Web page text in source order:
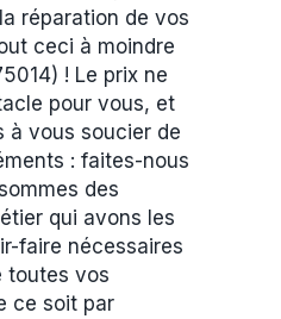
réparation de vos
ceci à moindre
! Le prix ne
pour vous, et
à vous soucier de
: faites-nous
des
qui avons les
faire nécessaires
toutes vos
ce soit par